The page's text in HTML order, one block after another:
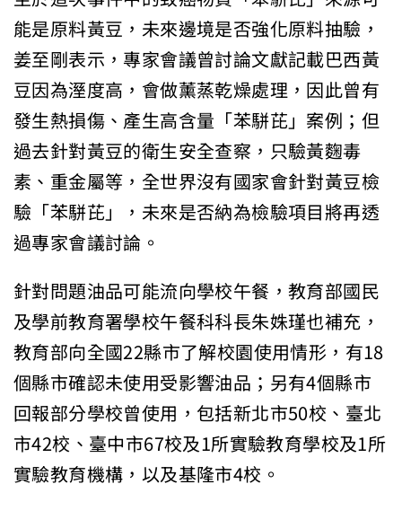
能是原料黃豆，未來邊境是否強化原料抽驗，
姜至剛表示，專家會議曾討論文獻記載巴西黃
豆因為溼度高，會做薰蒸乾燥處理，因此曾有
發生熱損傷、產生高含量「苯駢芘」案例；但
過去針對黃豆的衛生安全查察，只驗黃麴毒
素、重金屬等，全世界沒有國家會針對黃豆檢
驗「苯駢芘」，未來是否納為檢驗項目將再透
過專家會議討論。
針對問題油品可能流向學校午餐，教育部國民
及學前教育署學校午餐科科長朱姝瑾也補充，
教育部向全國22縣市了解校園使用情形，有18
個縣市確認未使用受影響油品；另有4個縣市
回報部分學校曾使用，包括新北市50校、臺北
市42校、臺中市67校及1所實驗教育學校及1所
實驗教育機構，以及基隆市4校。